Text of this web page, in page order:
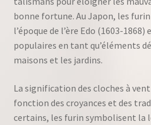
bonne fortune. Au Japon, les
l’époque de l’ère Edo (1603-
populaires en tant qu’éléments
maisons et les jardins.
La signification des cloches à
fonction des croyances et des
certains, les furin symbolisent la